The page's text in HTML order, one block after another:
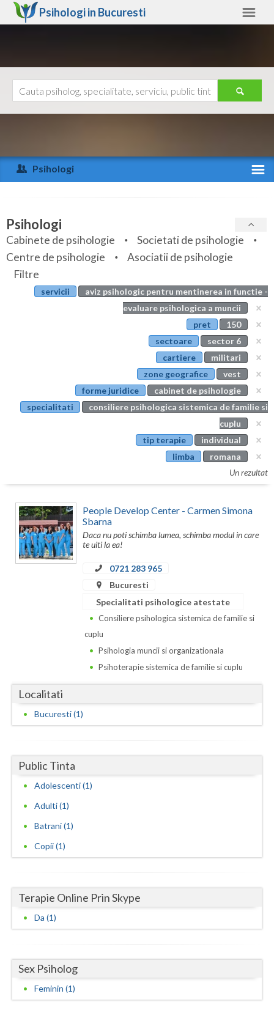
Psihologi in Bucuresti
Arad
Arges
Bihor
Bistrita-Nasaud
Botosani
Calarasi
Covasna
Dambovita
Dolj
Ialomita
Maramures
Neamt
Prahova
Salaj
Sibiu
Suceava
Ajutor
Psihologi
Specialitati
Servicii
Articole
Evenimente
Psihologi
Cabinete de psihologie
Societati de psihologie
Centre de psihologie
Asociatii de psihologie
Filtre
servicii
aviz psihologic pentru mentinerea in functie -
evaluare psihologica a muncii
pret
150
sectoare
sector 6
cartiere
militari
zone geografice
vest
forme juridice
cabinet de psihologie
specialitati
consiliere psihologica sistemica de familie si
cuplu
tip terapie
individual
limba
romana
Un rezultat
People Develop Center - Carmen Simona
Sbarna
Daca nu poti schimba lumea, schimba modul in care
te uiti la ea!
0721 283 965
Bucuresti
Specialitati psihologice atestate
Consiliere psihologica sistemica de familie si
cuplu
Psihologia muncii si organizationala
Psihoterapie sistemica de familie si cuplu
Localitati
Bucuresti (1)
Public Tinta
Adolescenti (1)
Adulti (1)
Batrani (1)
Copii (1)
Terapie Online Prin Skype
Da (1)
Sex Psiholog
Feminin (1)